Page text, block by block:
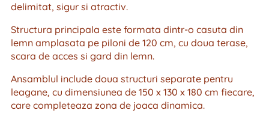
delimitat, sigur si atractiv.
Structura principala este formata dintr-o casuta din
lemn amplasata pe piloni de 120 cm, cu doua terase,
scara de acces si gard din lemn.
Ansamblul include doua structuri separate pentru
leagane, cu dimensiunea de 150 x 130 x 180 cm fiecare,
care completeaza zona de joaca dinamica.